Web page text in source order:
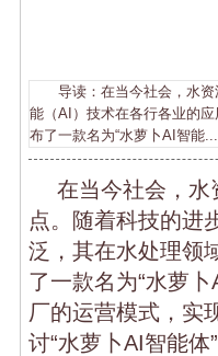
导读：在当今社会，水资
能（AI）技术在各行各业的
布了一款名为“水萝卜AI智能
在当今社会，水
点。随着科技的进
泛，其在水处理领
了一款名为“水萝
厂的运营模式，实
讨“水萝卜AI智能